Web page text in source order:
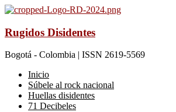
Rugidos Disidentes
Bogotá - Colombia | ISSN 2619-5569
Inicio
Súbele al rock nacional
Huellas disidentes
71 Decibeles